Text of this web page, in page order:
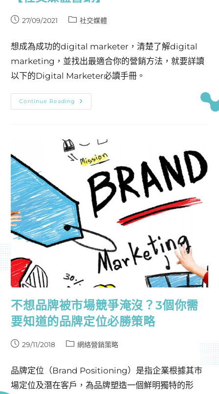
27/09/2021 社交媒體
想成為成功的digital marketer，清楚了解digital
marketing，並找出最適合你的營銷方法，就要詳讀
以下的Digital Marketer必讀手冊。
Continue Reading
不想品牌被市場競爭淹沒？3個你需
要知道的品牌定位必勝策略
29/11/2018 網絡營銷策略
品牌定位（Brand Positioning）是指企業根據其市
場定位及潛在客戶，為品牌塑造一個鮮明獨特的形